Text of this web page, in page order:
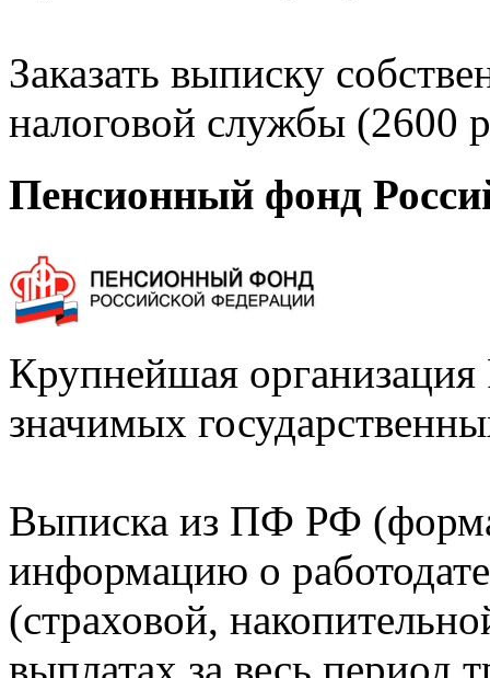
Заказать выписку
налоговой службы (2600
Пенсионный фонд
Крупнейшая
значимых
Выписка из ПФ РФ
информацию о
(страховой,
выплатах за весь период